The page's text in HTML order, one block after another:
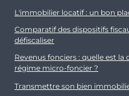
18.34 m²
Prix
115 738 €
L'immobilier locatif : un bon
Comparatif des dispositifs
défiscaliser
Revenus fonciers : quelle est
régime micro-foncier ?
Transmettre son bien